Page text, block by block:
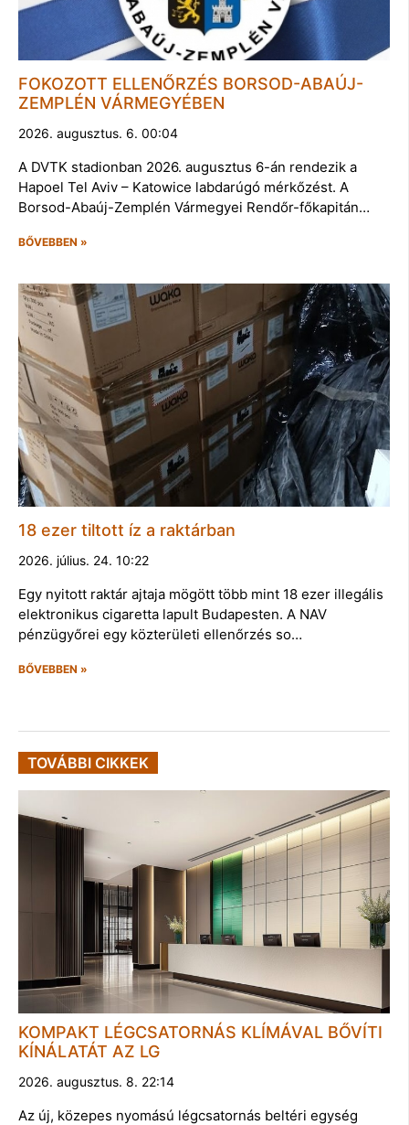
FOKOZOTT ELLENŐRZÉS BORSOD-ABAÚJ-
ZEMPLÉN VÁRMEGYÉBEN
2026. augusztus. 6. 00:04
A DVTK stadionban 2026. augusztus 6-án rendezik a
Hapoel Tel Aviv – Katowice labdarúgó mérkőzést. A
Borsod-Abaúj-Zemplén Vármegyei Rendőr-főkapitán…
BŐVEBBEN »
18 ezer tiltott íz a raktárban
2026. július. 24. 10:22
Egy nyitott raktár ajtaja mögött több mint 18 ezer illegális
elektronikus cigaretta lapult Budapesten. A NAV
pénzügyőrei egy közterületi ellenőrzés so…
BŐVEBBEN »
TOVÁBBI CIKKEK
KOMPAKT LÉGCSATORNÁS KLÍMÁVAL BŐVÍTI
KÍNÁLATÁT AZ LG
2026. augusztus. 8. 22:14
Az új, közepes nyomású légcsatornás beltéri egység